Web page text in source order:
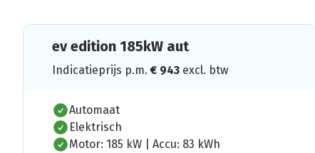
ev edition 185kW aut
Indicatieprijs p.m.€ 943 excl. btw
Automaat
Elektrisch
Motor: 185 kW | Accu: 83 kWh